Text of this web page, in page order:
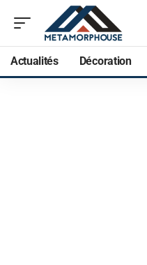
Actualités Décoration